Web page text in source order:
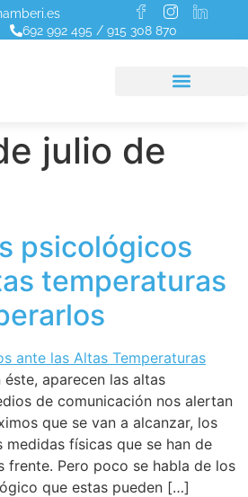
692 992 495 / 915 308 870
julio de
psicológicos
temperaturas
aparecen las altas
de comunicación nos alertan
que se van a alcanzar, los
medidas físicas que se han de
frente. Pero poco se habla de los
que estas pueden […]